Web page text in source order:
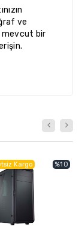
ve
mevcut bir
%10
Kargo